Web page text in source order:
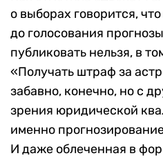
о выборах говорится,
до голосования
публиковать нельзя, в
«Получать штраф за
забавно, конечно, но с
зрения юридической
именно
И даже облеченная в